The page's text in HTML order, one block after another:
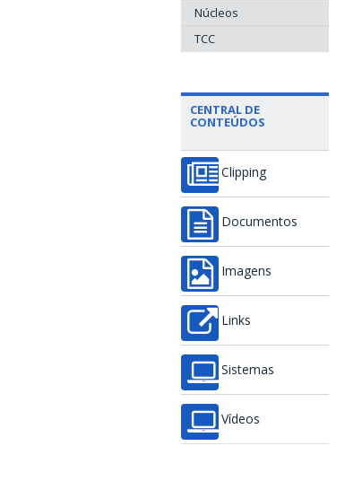
Núcleos
TCC
CENTRAL DE
CONTEÚDOS
Clipping
Documentos
Imagens
Links
Sistemas
Vídeos